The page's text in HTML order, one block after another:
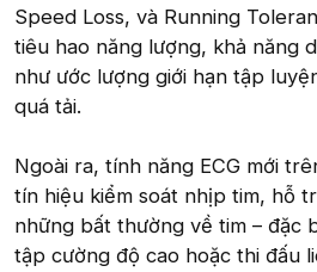
Speed Loss, và Running
tiêu hao năng lượng, khả năng
như ước lượng giới hạn tập
quá tải.
Ngoài ra, tính năng ECG mới
tín hiệu kiểm soát nhịp tim, hỗ
những bất thường về tim – đặc
tập cường độ cao hoặc thi đấu